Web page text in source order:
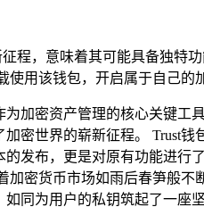
程，意味着其可能具备独特
用该钱包，开启属于自己的
加密资产管理的核心关键工
密世界的崭新征程。 Trust
发布，更是对原有功能进行
密货币市场如雨后春笋般不
同为用户的私钥筑起了一座